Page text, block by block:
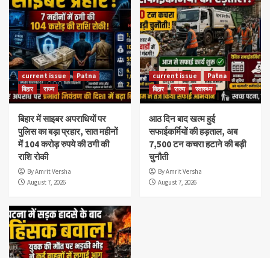
current issue
Patna
बिहार
राज्य
बिहार में साइबर अपराधियों पर
पुलिस का बड़ा प्रहार, सात महीनों
में 104 करोड़ रुपये की ठगी की
राशि रोकी
By Amrit Versha
August 7, 2026
current issue
Patna
बिहार
राज्य स्वास्थ्य
आठ दिन बाद खत्म हुई
सफाईकर्मियों की हड़ताल, अब
7,500 टन कचरा हटाने की बड़ी
चुनौती
By Amrit Versha
August 7, 2026